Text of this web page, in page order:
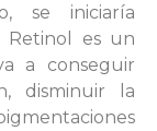
se iniciaría
Retinol es un
a conseguir
disminuir la